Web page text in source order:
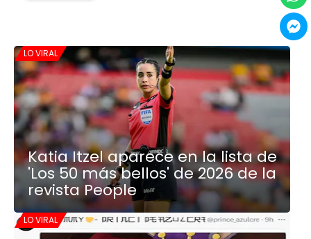
LO VIRAL
Katia Itzel aparece en la lista de
'Los 50 más bellos' de 2026 de la
revista People
LO VIRAL